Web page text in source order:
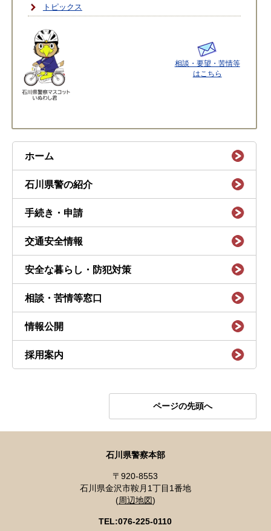
トピックス
相談・要望・苦情等
はこちら
ホーム
石川県警の紹介
手続き・申請
交通安全情報
安全な暮らし・防犯対策
相談・苦情等窓口
情報公開
採用案内
ページの先頭へ
石川県警察本部
〒920-8553
石川県金沢市鞍月1丁目1番地
(周辺地図 )
TEL:076-225-0110